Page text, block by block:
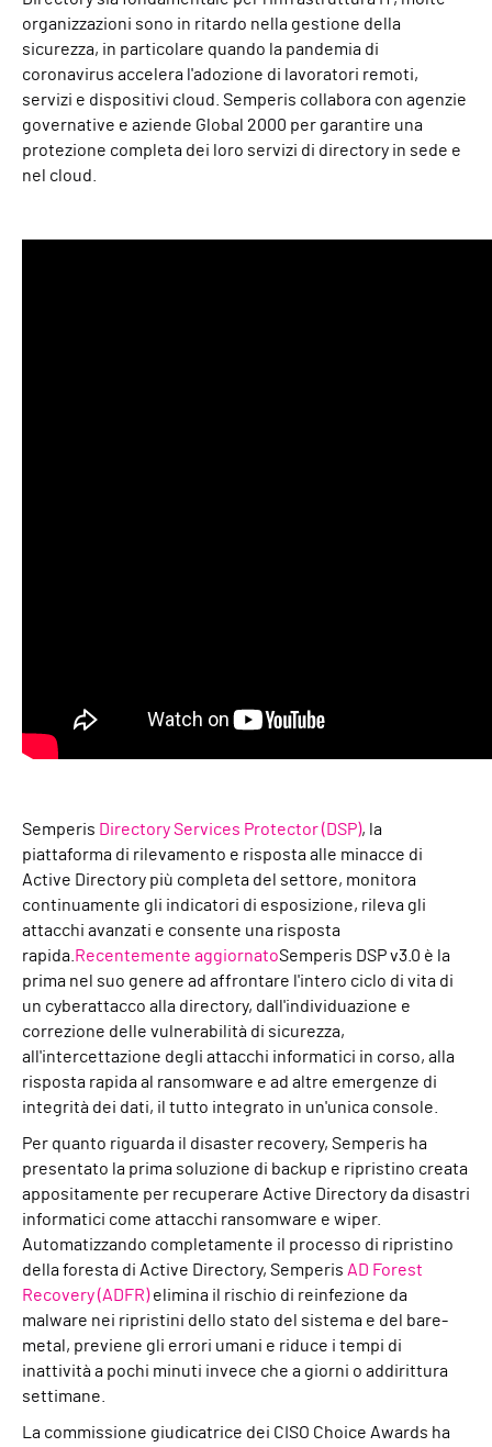
organizzazioni sono in ritardo nella gestione della
sicurezza, in particolare quando la pandemia di
coronavirus accelera l'adozione di lavoratori remoti,
servizi e dispositivi cloud. Semperis collabora con agenzie
governative e aziende Global 2000 per garantire una
protezione completa dei loro servizi di directory in sede e
nel cloud.
Semperis Directory Services Protector (DSP), la
piattaforma di rilevamento e risposta alle minacce di
Active Directory più completa del settore, monitora
continuamente gli indicatori di esposizione, rileva gli
attacchi avanzati e consente una risposta
rapida. Recentemente aggiornatoSemperis DSP v3.0 è la
prima nel suo genere ad affrontare l'intero ciclo di vita di
un cyberattacco alla directory, dall'individuazione e
correzione delle vulnerabilità di sicurezza,
all'intercettazione degli attacchi informatici in corso, alla
risposta rapida al ransomware e ad altre emergenze di
integrità dei dati, il tutto integrato in un'unica console.
Per quanto riguarda il disaster recovery, Semperis ha
presentato la prima soluzione di backup e ripristino creata
appositamente per recuperare Active Directory da disastri
informatici come attacchi ransomware e wiper.
Automatizzando completamente il processo di ripristino
della foresta di Active Directory, Semperis AD Forest
Recovery (ADFR)elimina il rischio di reinfezione da
malware nei ripristini dello stato del sistema e del bare-
metal, previene gli errori umani e riduce i tempi di
inattività a pochi minuti invece che a giorni o addirittura
settimane.
La commissione giudicatrice dei CISO Choice Awards ha